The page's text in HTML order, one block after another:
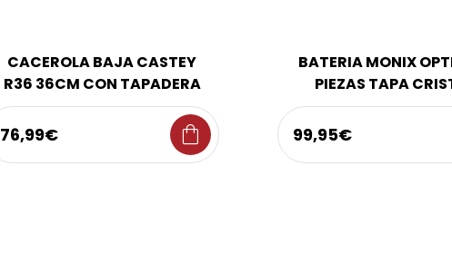
CACEROLA BAJA CASTEY
R36 36CM CON TAPADERA
76,99€ shopping_bag
BATERIA MONIX
PIEZAS TAPA
99,95€